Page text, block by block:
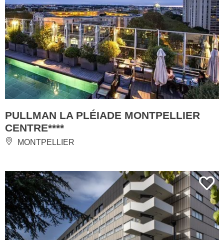
PULLMAN LA PLÉIADE MONTPELLIER
CENTRE****
MONTPELLIER